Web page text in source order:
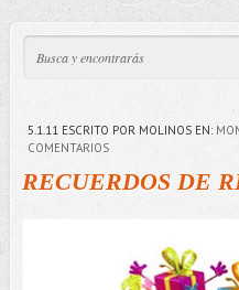
5.1.11 ESCRITO POR MOLINOS EN:
COMENTARIOS
RECUERDOS DE